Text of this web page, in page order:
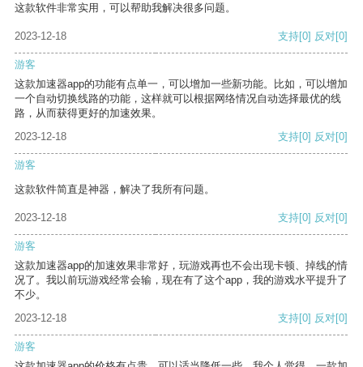
这款软件非常实用，可以帮助我解决很多问题。
2023-12-18 支持[0] 反对[0]
游客
这款加速器app的功能有点单一，可以增加一些新功能。比如，可以增加
一个自动切换线路的功能，这样就可以根据网络情况自动选择最优的线
路，从而获得更好的加速效果。
2023-12-18
支持[0] 反对[0]
游客
这款软件简直是神器，解决了我所有问题。
2023-12-18 支持[0] 反对[0]
游客
这款加速器app的加速效果非常好，玩游戏再也不会出现卡顿、掉线的情
况了。我以前玩游戏经常会输，现在有了这个app，我的游戏水平提升了
不少。
2023-12-18
支持[0] 反对[0]
游客